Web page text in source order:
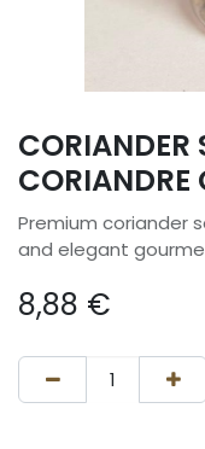
CORIANDER
CORIANDRE
Premium coriander
and elegant
8,88 €